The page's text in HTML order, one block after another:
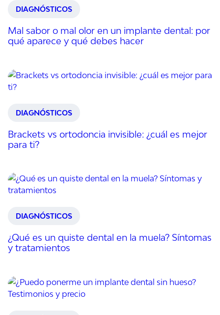
DIAGNÓSTICOS
Mal sabor o mal olor en un implante dental: por
qué aparece y qué debes hacer
DIAGNÓSTICOS
Brackets vs ortodoncia invisible: ¿cuál es mejor
para ti?
DIAGNÓSTICOS
¿Qué es un quiste dental en la muela? Síntomas
y tratamientos